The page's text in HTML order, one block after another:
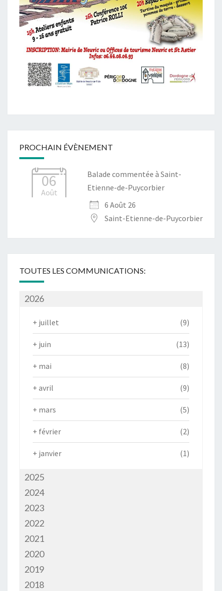
PROCHAIN ÉVÈNEMENT
06
Août
Balade commentée à Saint-
Etienne-de-Puycorbier
6 Août 26
Saint-Etienne-de-Puycorbier
TOUTES LES COMMUNICATIONS:
2026
+ juillet (9)
+ juin (13)
+ mai (8)
+ avril (9)
+ mars (5)
+ février (2)
+ janvier (1)
2025
2024
2023
2022
2021
2020
2019
2018